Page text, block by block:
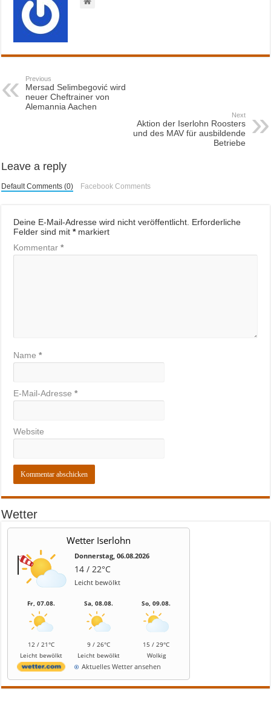
Previous
Mersad Selimbegović wird
neuer Cheftrainer von
Alemannia Aachen
Next
Aktion der Iserlohn Roosters
und des MAV für ausbildende
Betriebe
Leave a reply
Default Comments (0) Facebook Comments
Deine E-Mail-Adresse wird nicht veröffentlicht. Erforderliche
Felder sind mit*markiert
Kommentar*
Name*
E-Mail-Adresse*
Website
Wetter
Wetter Iserlohn
Donnerstag, 06.08.2026
14 / 22°C
Leicht bewölkt
Fr, 07.08.
12 / 21°C
Leicht bewölkt
Sa, 08.08.
9 / 26°C
Leicht bewölkt
So, 09.08.
15 / 29°C
Wolkig
Aktuelles Wetter ansehen